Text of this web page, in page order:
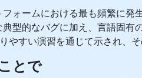
ォームにおける最も頻繁に発
型的なバグに加え、言語固有
やすい演習を通じて示され、
とで